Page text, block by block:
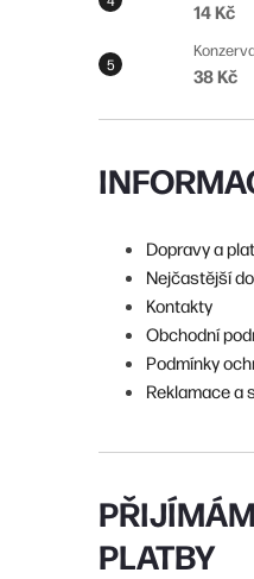
í
p
a
n
e
l
14 Kč
38 Kč
Dopravy a
Nejčastější
Kontakty
Obchodní
Podmínky
Reklamace a
PLATBY